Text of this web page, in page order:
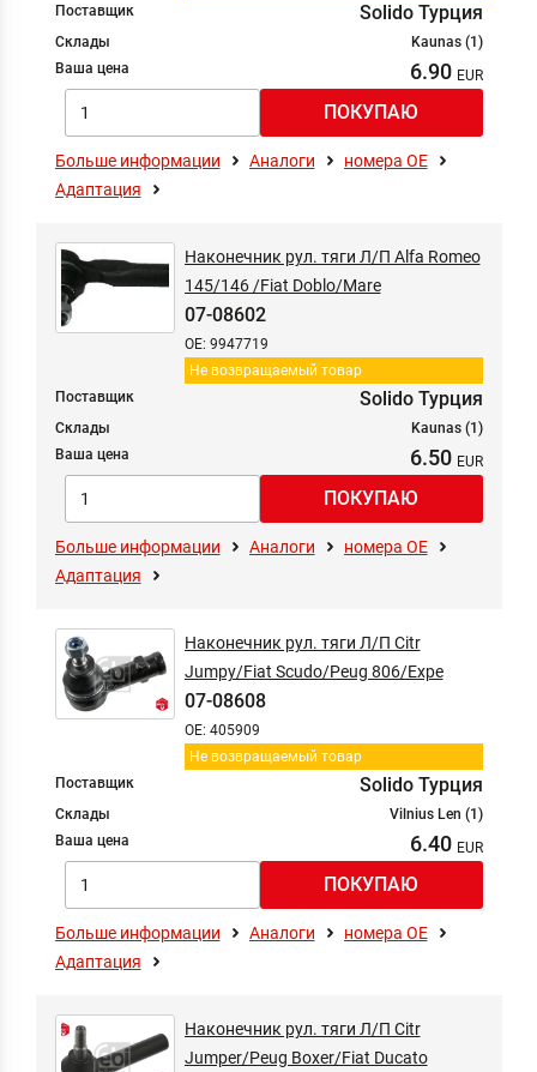
Поставщик Solido Турция
Склады
Kaunas (1)
Ваша цена
6.90
Больше информации Аналоги
номера ОЕ
Адаптация
Не возвращаемый товар
Наконечник рул. тяги Л/П Alfa Romeo
145/146 /Fiat Doblo/Mare
07-08602
OE: 9947719
Поставщик Solido Турция
Склады
Kaunas (1)
Ваша цена
6.50
Больше информации Аналоги
номера ОЕ
Адаптация
Не возвращаемый товар
Наконечник рул. тяги Л/П Citr
Jumpy/Fiat Scudo/Peug 806/Expe
07-08608
OE: 405909
Поставщик Solido Турция
Склады
Vilnius Len (1)
Ваша цена
6.40
Больше информации Аналоги
номера ОЕ
Адаптация
Наконечник рул. тяги Л/П Citr
Jumper/Peug Boxer/Fiat Ducato